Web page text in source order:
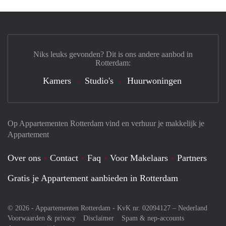
Op Appartementen Rotterdam vind en verhuur je makkelijk je
Appartement
Over ons Contact Faq Voor Makelaars
Partners
Gratis je Appartement aanbieden in Rotterdam
© 2026 - Appartementen Rotterdam - KvK nr. 02094127 – Nederland
Voorwaarden & privacy
Disclaimer
Spam & nep-accounts
Niks leuks gevonden? Dit is ons andere aanbod in
Rotterdam:
Kamers Studio's Huurwoningen